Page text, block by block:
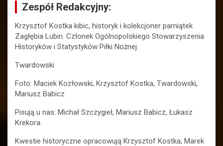
Zespół Redakcyjny:
Krzysztof Kostka kibic, historyk i kolekcjoner pamiątek
Zagłębia Lubin. Członek Ogólnopolskiego Stowarzyszenia
Historyków i Statystyków Piłki Nożnej.
Twardowski
Foto: Maciek Kozłowski, Krzysztof Kostka, Twardowski,
Mariusz Babicz
Pisują u nas: Michał Szczygieł, Mariusz Babicz, Łukasz
Krekora.
Kwestie historyczne opracowują Krzysztof Kostka, Marek